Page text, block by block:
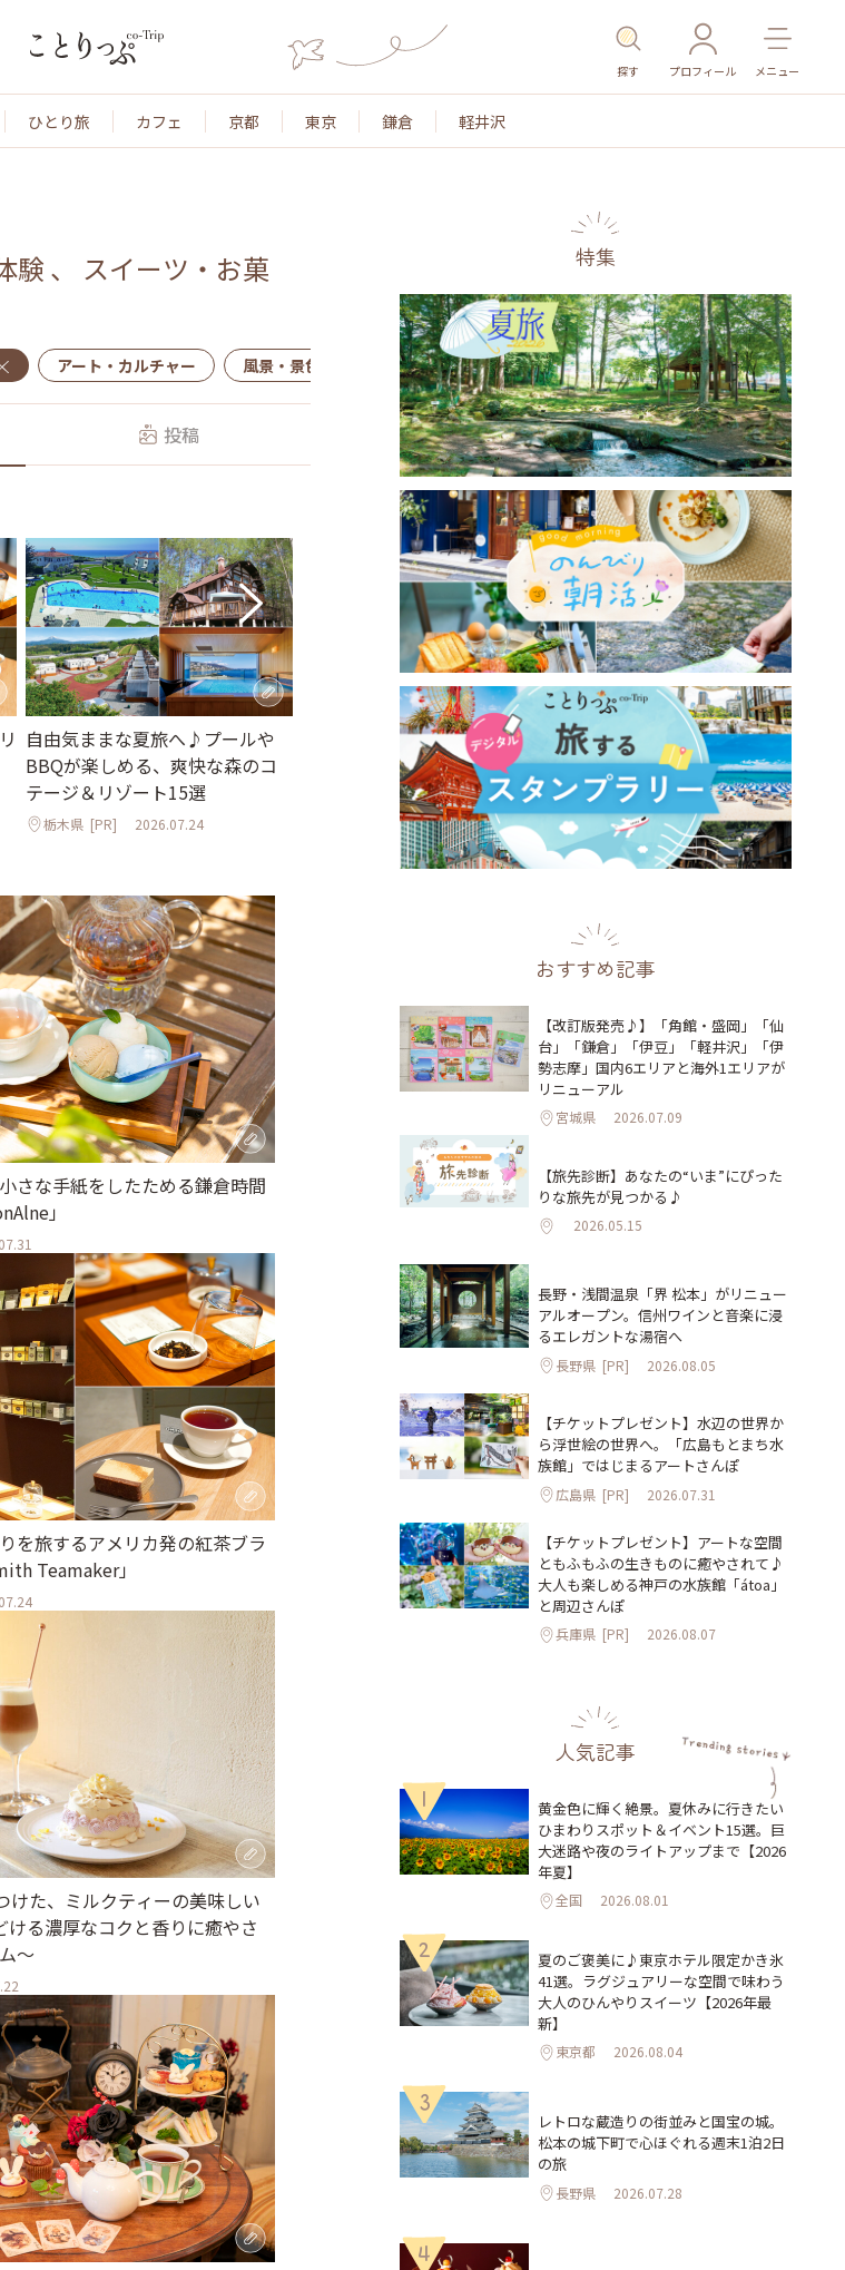
探す プロフィール メニュー
ひとり旅 カフェ 京都 東京 鎌倉 軽井沢
験、 スイーツ・お菓
アート・カルチャー 風景・景色 名所・旧跡 温泉・スパ その他施設 ごはん
投稿
自由気ままな夏旅へ♪プールや
BBQが楽しめる、爽快な森のコ
テージ＆リゾート15選
栃木県 [PR] 2026.07.24
歴史ある建物で上質な横浜時間
を。レトロなパリの空気が漂う
「カフェ ドゥ ラ プレス」
2026.07.26
さな手紙をしたためる鎌倉時間
」
を旅するアメリカ発の紅茶ブラ
Teamaker」
けた、ミルクティーの美味しい
ける濃厚なコクと香りに癒やさ
～
特集
おすすめ記事
【改訂版発売♪】「角館・盛岡」「仙
台」「鎌倉」「伊豆」「軽井沢」「伊
勢志摩」国内6エリアと海外1エリアが
リニューアル
宮城県 2026.07.09
【旅先診断】あなたの“いま”にぴった
りな旅先が見つかる♪
2026.05.15
長野・浅間温泉「界 松本」がリニュー
アルオープン。信州ワインと音楽に浸
るエレガントな湯宿へ
長野県 [PR] 2026.08.05
【チケットプレゼント】水辺の世界か
ら浮世絵の世界へ。「広島もとまち水
族館」ではじまるアートさんぽ
広島県 [PR] 2026.07.31
【チケットプレゼント】アートな空間
ともふもふの生きものに癒やされて♪
大人も楽しめる神戸の水族館「átoa」
と周辺さんぽ
兵庫県 [PR] 2026.08.07
人気記事
1
黄金色に輝く絶景。夏休みに行きたい
ひまわりスポット＆イベント15選。巨
大迷路や夜のライトアップまで【2026
年夏】
全国 2026.08.01
2
夏のご褒美に♪東京ホテル限定かき氷
41選。ラグジュアリーな空間で味わう
大人のひんやりスイーツ【2026年最
新】
東京都 2026.08.04
3
レトロな蔵造りの街並みと国宝の城。
松本の城下町で心ほぐれる週末1泊2日
の旅
長野県 2026.07.28
4